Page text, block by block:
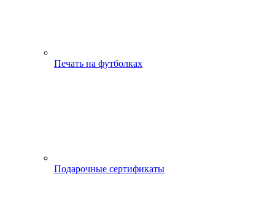
Печать на футболках
Подарочные сертификаты